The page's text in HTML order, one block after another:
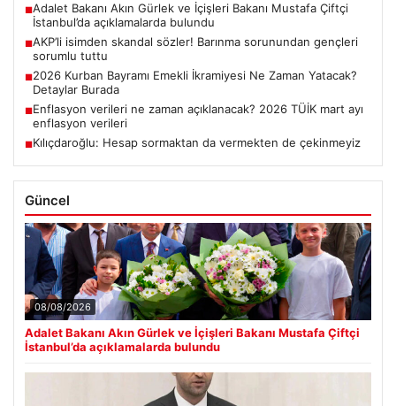
■Adalet Bakanı Akın Gürlek ve İçişleri Bakanı Mustafa Çiftçi
İstanbul’da açıklamalarda bulundu
■AKP’li isimden skandal sözler! Barınma sorunundan gençleri
sorumlu tuttu
■2026 Kurban Bayramı Emekli İkramiyesi Ne Zaman Yatacak?
Detaylar Burada
■Enflasyon verileri ne zaman açıklanacak? 2026 TÜİK mart ayı
enflasyon verileri
■Kılıçdaroğlu: Hesap sormaktan da vermekten de çekinmeyiz
Güncel
08/08/2026
Adalet Bakanı Akın Gürlek ve İçişleri Bakanı Mustafa Çiftçi
İstanbul’da açıklamalarda bulundu